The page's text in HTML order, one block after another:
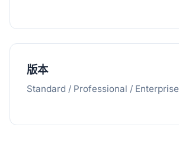
版本
Standard / Professional / Enterprise